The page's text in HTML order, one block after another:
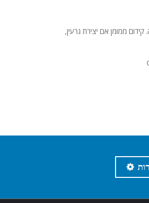
ממומן אם יצירת גרעין,